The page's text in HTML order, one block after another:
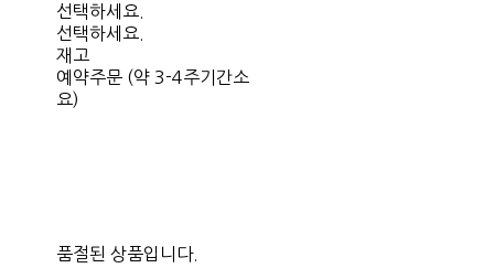
선택하세요.
선택하세요.
재고
예약주문 (약 3-4주기간소
요)
품절된 상품입니다.